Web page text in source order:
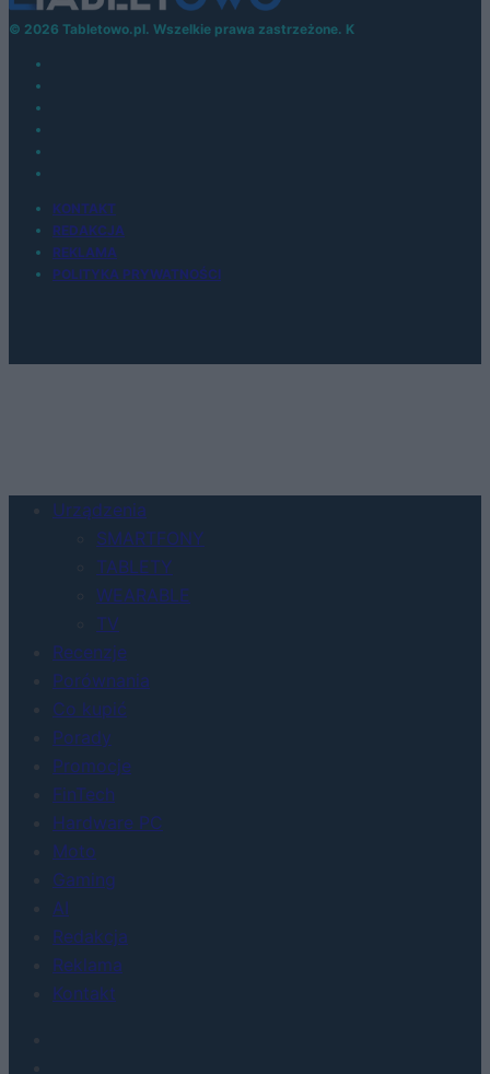
© 2026 Tabletowo.pl. Wszelkie prawa zastrzeżone. K
KONTAKT
REDAKCJA
REKLAMA
POLITYKA PRYWATNOŚCI
Urządzenia
SMARTFONY
TABLETY
WEARABLE
TV
Recenzje
Porównania
Co kupić
Porady
Promocje
FinTech
Hardware PC
Moto
Gaming
AI
Redakcja
Reklama
Kontakt